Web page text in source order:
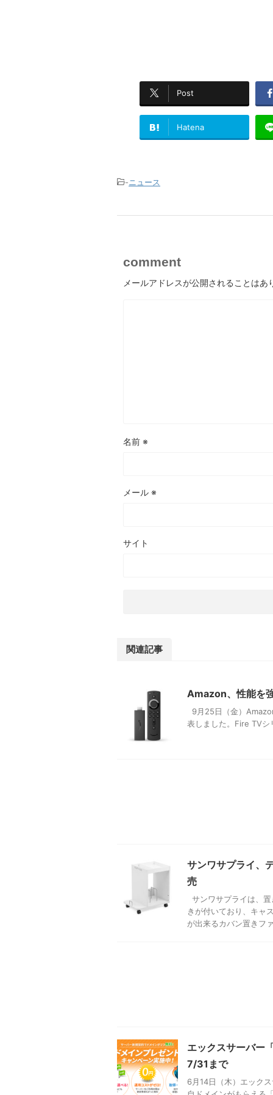
Post
Hatena
-ニュース
comment
メールアドレスが公開されることはあ
名前 ※
メール ※
サイト
関連記事
Amazon、性能を
9月25日（金）
表しました。Fire TVシ
サンワサプライ、
売
サンワサプライは、
きが付いており、キャ
が出来るカバン置きフ
エックスサーバー
7/31まで
6月14日（木）エック